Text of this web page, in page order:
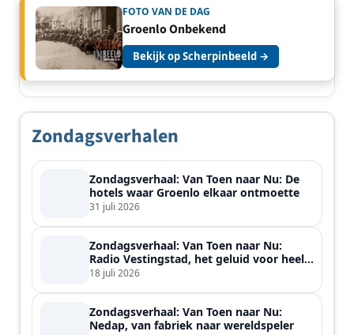
FOTO VAN DE DAG
Groenlo Onbekend
Bekijk op Scherpinbeeld →
Zondagsverhalen
Zondagsverhaal: Van Toen naar Nu: De
hotels waar Groenlo elkaar ontmoette
31 juli 2026
Zondagsverhaal: Van Toen naar Nu:
Radio Vestingstad, het geluid voor heel
de streek
18 juli 2026
Zondagsverhaal: Van Toen naar Nu:
Nedap, van fabriek naar wereldspeler